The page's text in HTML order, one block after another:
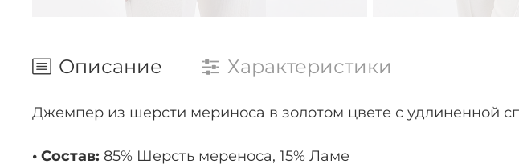
Описание Характеристики
Джемпер из шерсти мериноса в золотом цвете с удлиненной
• Состав: 85% Шерсть мереноса, 15% Ламе